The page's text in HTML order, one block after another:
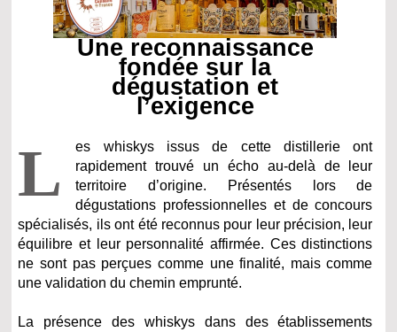
Une reconnaissance
fondée sur la
dégustation et
l’exigence
L
es whiskys issus de cette distillerie ont
rapidement trouvé un écho au-delà de leur
territoire d’origine. Présentés lors de
dégustations professionnelles et de concours
spécialisés, ils ont été reconnus pour leur précision, leur
équilibre et leur personnalité affirmée. Ces distinctions
ne sont pas perçues comme une finalité, mais comme
une validation du chemin emprunté.
La présence des whiskys dans des établissements